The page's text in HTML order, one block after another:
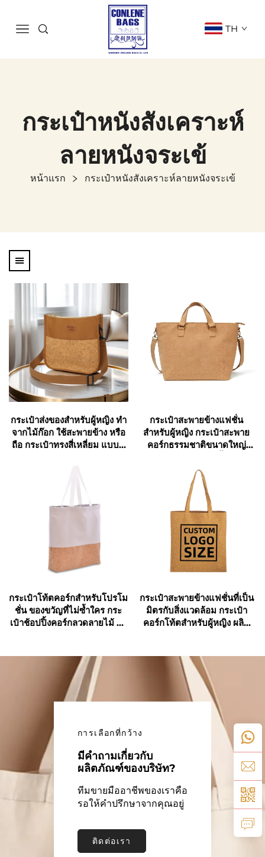
TH
กระเป๋าหนังสังเคราะห์
ลายหนังจระเข้
หน้าแรก กระเป๋าหนังสังเคราะห์ลายหนังจระเข้
กระเป๋าส่งของสำหรับผู้หญิง ทำ
จากไม้ก๊อก ใช้สะพายข้าง หรือ
ถือ กระเป๋าทรงสี่เหลี่ยม แบบมี
กระเป๋าสะพายข้างแฟชั่น
สำหรับผู้หญิง กระเป๋าสะพาย
คอร์กธรรมชาติขนาดใหญ่
สะพาย กระเป๋าคอร์กธรรมชาติ
สำหรับโปรโมชั่น
กระเป๋าโท้ตคอร์กสำหรับโปรโม
ชั่น ของขวัญที่ไม่ซ้ำใคร กระ
เป๋าช้อปปิ้งคอร์กลวดลายไม้ ทำ
กระเป๋าสะพายข้างแฟชั่นที่เป็น
มิตรกับสิ่งแวดล้อม กระเป๋า
คอร์กโท้ตสำหรับผู้หญิง ผลิต
การเลือกที่กว้าง
มีคำถามเกี่ยวกับ
ผลิตภัณฑ์ของบริษัท?
ทีมขายมืออาชีพของเราคือ
รอให้คำปรึกษาจากคุณอยู่
ติดต่อเรา